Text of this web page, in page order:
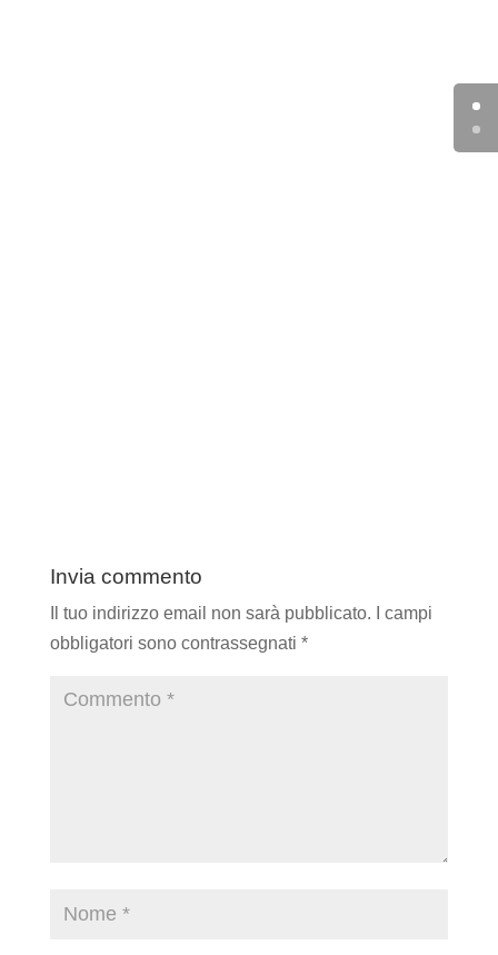
Invia commento
Il tuo indirizzo email non sarà pubblicato.
I campi
obbligatori sono contrassegnati *